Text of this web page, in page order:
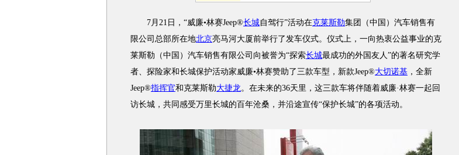
7月21日，“威廉•林赛Jeep®长城自驾行”活动在克莱斯勒集团（中国）汽车销售有
限公司总部所在地北京亮马河大厦前举行了发车仪式。仪式上，一向热衷公益事业的克
莱斯勒（中国）汽车销售有限公司向被誉为“探索长城最成功的外国友人”的著名研究学
者、探险家和长城保护活动家威廉•林赛赞助了三款车型，新款Jeep®大切诺基 ，全新
Jeep®指挥官和克莱斯勒大捷龙。在未来的36天里，这三款车将伴随着威廉·林赛一起回
访长城，共同感受万里长城的百年沧桑，并沿途宣传“保护长城”的各项活动。